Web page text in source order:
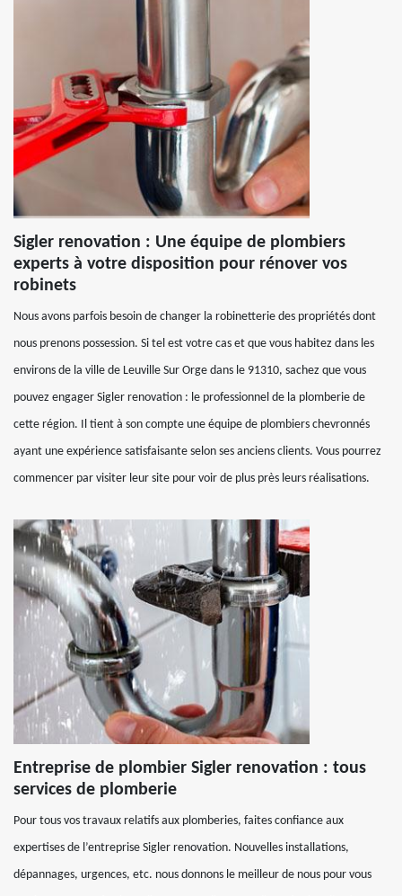
Sigler renovation : Une équipe de plombiers
experts à votre disposition pour rénover vos
robinets
Nous avons parfois besoin de changer la robinetterie des propriétés dont
nous prenons possession. Si tel est votre cas et que vous habitez dans les
environs de la ville de Leuville Sur Orge dans le 91310, sachez que vous
pouvez engager Sigler renovation : le professionnel de la plomberie de
cette région. Il tient à son compte une équipe de plombiers chevronnés
ayant une expérience satisfaisante selon ses anciens clients. Vous pourrez
commencer par visiter leur site pour voir de plus près leurs réalisations.
Entreprise de plombier Sigler renovation : tous
services de plomberie
Pour tous vos travaux relatifs aux plomberies, faites confiance aux
expertises de l’entreprise Sigler renovation. Nouvelles installations,
dépannages, urgences, etc. nous donnons le meilleur de nous pour vous